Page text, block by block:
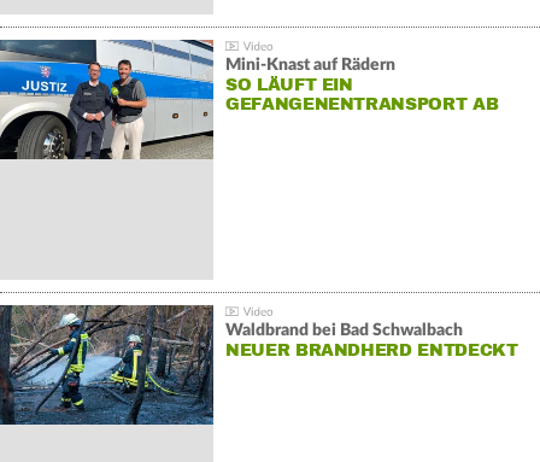
Mini-Knast auf Rädern
SO LÄUFT EIN
GEFANGENENTRANSPORT AB
Waldbrand bei Bad Schwalbach
NEUER BRANDHERD ENTDECKT